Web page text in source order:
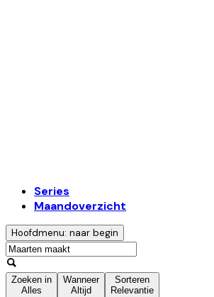
Series
Maandoverzicht
Hoofdmenu: naar begin
Zoeken in
Alles
Wanneer
Altijd
Sorteren
Relevantie